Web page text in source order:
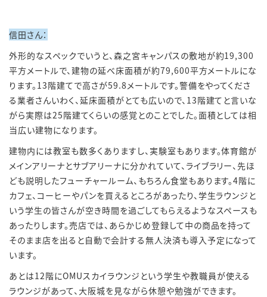
信田さん：
外形的なスペックでいうと、森之宮キャンパスの敷地が約19,300
平方メートルで、建物の延べ床面積が約79,600平方メートルにな
ります。 13階建てで高さが59.8メートルです。警備をやってくださ
る業者さんいわく、延床面積がとても広いので、 13階建てと言いな
がら実際は25階建てくらいの感覚とのことでした。面積としては相
当広い建物になります。
建物内には教室も数多くありますし、実験室もあります。体育館が
メインアリーナとサブアリーナに分かれていて、ライブラリー、先ほ
ども説明したフューチャールーム、もちろん食堂もあります。4階に
カフェ、コーヒーやパンを買えるところがあったり、学生ラウンジと
いう学生の皆さんが空き時間を過ごしてもらえるようなスペースも
あったりします。売店では、あらかじめ登録して中の商品を持って
そのまま店を出ると自動で会計する無人決済も導入予定になって
います。
あとは12階にOMUスカイラウンジという学生や教職員が使える
ラウンジがあって、大阪城を見ながら休憩や勉強ができます。